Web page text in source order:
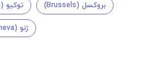
بروکسل (Brussels) توکیو (Tokyo)
ژنو (Geneva)